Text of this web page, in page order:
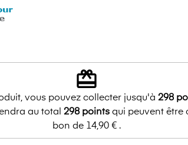
redeem
vous pouvez collecter jusqu'à 298
au total 298pointsqui peuvent être
bon de 14,90 €.